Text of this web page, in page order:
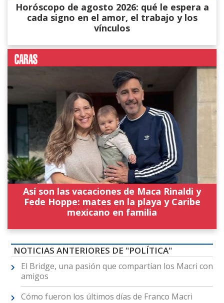
Horóscopo de agosto 2026: qué le espera a
cada signo en el amor, el trabajo y los
vínculos
Así son las vacaciones de Maca Rinaldi y
Fede Hoppe: mates en la playa y Caribe
mexicano en familia
NOTICIAS ANTERIORES DE "POLÍTICA"
El Bridge, una pasión que compartían los Macri con
amigos
Cómo fueron los últimos días de Franco Macri